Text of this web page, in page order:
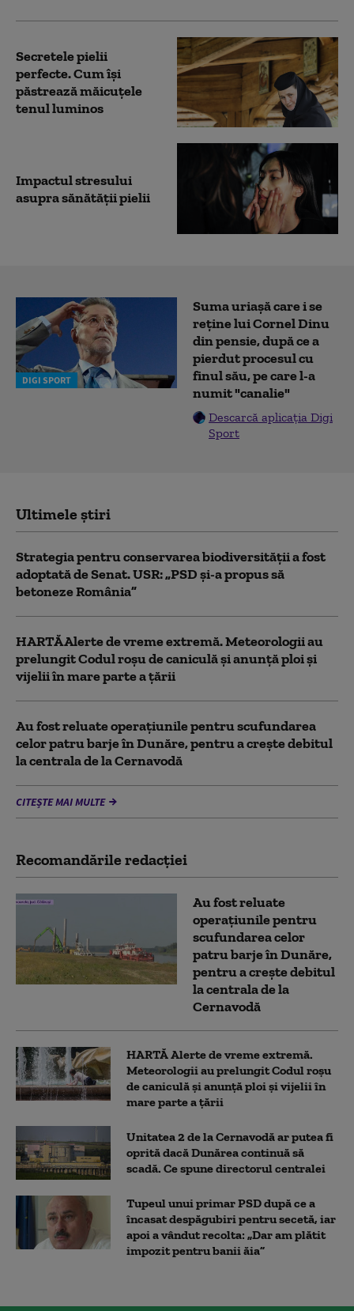
Secretele pielii
perfecte. Cum își
păstrează măicuțele
tenul luminos
Impactul stresului
asupra sănătății pielii
DIGI SPORT
Suma uriașă care i se
reține lui Cornel Dinu
din pensie, după ce a
pierdut procesul cu
finul său, pe care l-a
numit "canalie"
Descarcă aplicația Digi
Sport
Ultimele știri
Strategia pentru conservarea biodiversității a fost
adoptată de Senat. USR: „PSD și-a propus să
betoneze România”
HARTĂ Alerte de vreme extremă. Meteorologii au
prelungit Codul roșu de caniculă și anunță ploi și
vijelii în mare parte a țării
Au fost reluate operațiunile pentru scufundarea
celor patru barje în Dunăre, pentru a crește debitul
la centrala de la Cernavodă
CITEȘTE MAI MULTE
Recomandările redacţiei
Au fost reluate
operațiunile pentru
scufundarea celor
patru barje în Dunăre,
pentru a crește debitul
la centrala de la
Cernavodă
HARTĂ Alerte de vreme extremă.
Meteorologii au prelungit Codul roșu
de caniculă și anunță ploi și vijelii în
mare parte a țării
Unitatea 2 de la Cernavodă ar putea fi
oprită dacă Dunărea continuă să
scadă. Ce spune directorul centralei
Tupeul unui primar PSD după ce a
încasat despăgubiri pentru secetă, iar
apoi a vândut recolta: „Dar am plătit
impozit pentru banii ăia”